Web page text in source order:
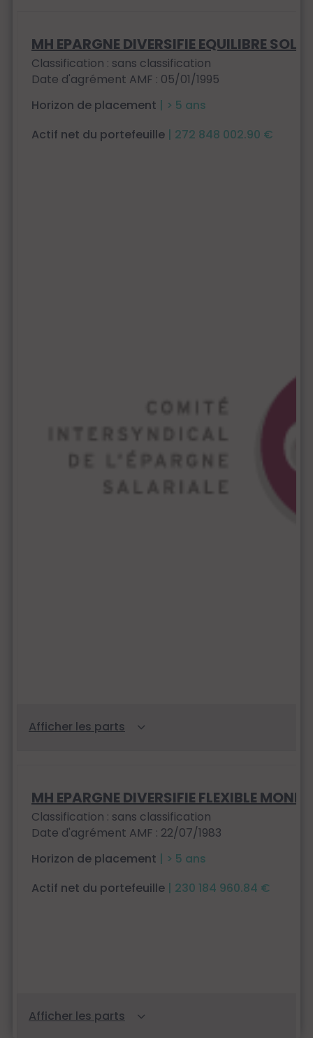
MH EPARGNE DIVERSIFIE EQUILIBRE
Classification : sans classification
Date d'agrément AMF : 05/01/1995
Horizon de placement | > 5 ans
Actif net du portefeuille | 272 848 002.90 €
MH EPARGNE DIVERSIFIE FLEXIBLE MONDE
Classification : sans classification
Date d'agrément AMF : 22/07/1983
Horizon de placement | > 5 ans
Actif net du portefeuille | 230 184 960.84 €